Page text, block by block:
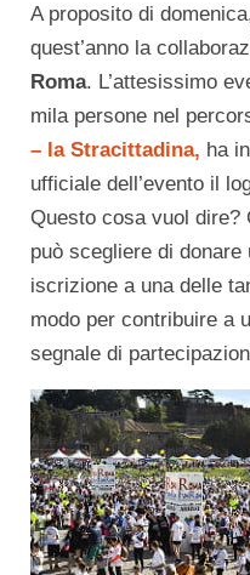
A proposito di domenica
quest’anno la
Roma. L’attesissimo
mila persone nel
– la Stracittadina, ha
ufficiale dell’evento il
Questo cosa vuol dire?
può scegliere di donare
iscrizione a una delle
modo per contribuire a
segnale di